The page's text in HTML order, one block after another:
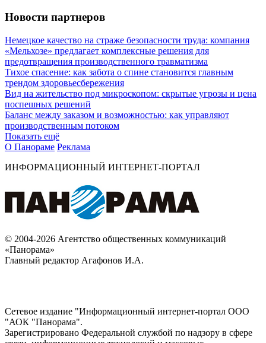
Новости партнеров
Немецкое качество на страже безопасности труда: компания
«Мельхозе» предлагает комплексные решения для
предотвращения производственного травматизма
Тихое спасение: как забота о спине становится главным
трендом здоровьесбережения
Вид на жительство под микроскопом: скрытые угрозы и цена
поспешных решений
Баланс между заказом и возможностью: как управляют
производственным потоком
Показать ещё
О Панораме Реклама
ИНФОРМАЦИОННЫЙ ИНТЕРНЕТ-ПОРТАЛ
© 2004-2026 Агентство общественных коммуникаций
«Панорама»
Главный редактор Агафонов И.А.
Сетевое издание "Информационный интернет-портал ООО
"АОК "Панорама".
Зарегистрировано Федеральной службой по надзору в сфере